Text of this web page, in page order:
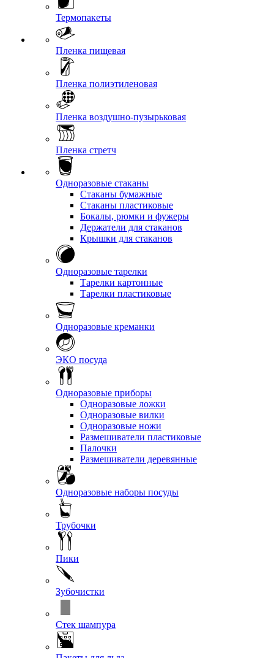
Термопакеты
Пленка пищевая
Пленка полиэтиленовая
Пленка воздушно-пузырьковая
Пленка стретч
Одноразовые стаканы
Стаканы бумажные
Стаканы пластиковые
Бокалы, рюмки и фужеры
Держатели для стаканов
Крышки для стаканов
Одноразовые тарелки
Тарелки картонные
Тарелки пластиковые
Одноразовые креманки
ЭКО посуда
Одноразовые приборы
Одноразовые ложки
Одноразовые вилки
Одноразовые ножи
Размешиватели пластиковые
Палочки
Размешиватели деревянные
Одноразовые наборы посуды
Трубочки
Пики
Зубочистки
Стек шампура